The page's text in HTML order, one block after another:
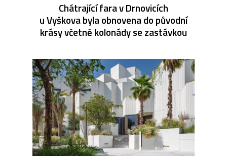
Chátrající fara v Drnovicích
u Vyškova byla obnovena do původní
krásy včetně kolonády se zastávkou